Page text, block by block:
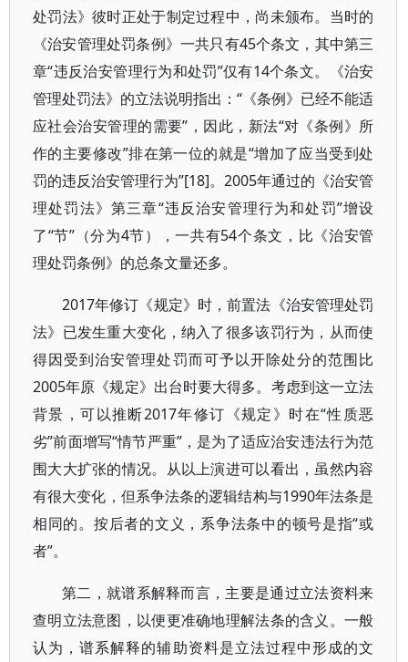
处罚法》彼时正处于制定过程中，尚未颁布。当时的
《治安管理处罚条例》一共只有45个条文，其中第三
章“违反治安管理行为和处罚”仅有14个条文。《治安
管理处罚法》的立法说明指出：“《条例》已经不能适
应社会治安管理的需要”，因此，新法“对《条例》所
作的主要修改”排在第一位的就是“增加了应当受到处
罚的违反治安管理行为”[18]。2005年通过的《治安管
理处罚法》第三章“违反治安管理行为和处罚”增设
了“节”（分为4节），一共有54个条文，比《治安管
理处罚条例》的总条文量还多。
2017年修订《规定》时，前置法《治安管理处罚
法》已发生重大变化，纳入了很多该罚行为，从而使
得因受到治安管理处罚而可予以开除处分的范围比
2005年原《规定》出台时要大得多。考虑到这一立法
背景，可以推断2017年修订《规定》时在“性质恶
劣”前面增写“情节严重”，是为了适应治安违法行为范
围大大扩张的情况。从以上演进可以看出，虽然内容
有很大变化，但系争法条的逻辑结构与1990年法条是
相同的。按后者的文义，系争法条中的顿号是指“或
者”。
第二，就谱系解释而言，主要是通过立法资料来
查明立法意图，以便更准确地理解法条的含义。一般
认为，谱系解释的辅助资料是立法过程中形成的文